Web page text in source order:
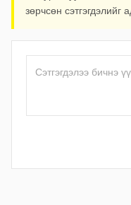
зөрчсөн сэтгэгдэлийг